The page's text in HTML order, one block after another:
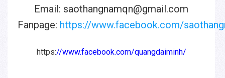
Email: saothangnamqn@gmail.com
Fanpage: https://www.facebook.com/
https://www.facebook.com/quangdaiminh/